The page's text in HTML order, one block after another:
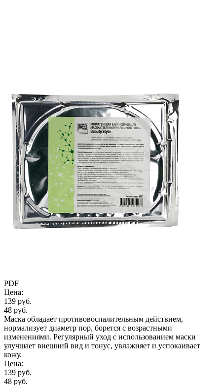
PDF
Цена:
139 руб.
48 руб.
Маска обладает противовоспалительным действием,
нормализует диаметр пор, борется с возрастными
изменениями. Регулярный уход с использованием маски
улучшает внешний вид и тонус, увлажняет и успокаивает
кожу.
Цена:
139 руб.
48 руб.